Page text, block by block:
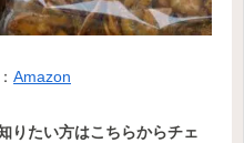
Amazon
りたい方はこちらからチェ